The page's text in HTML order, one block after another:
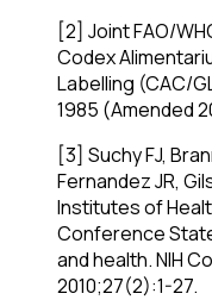
[2] Joint FAO/
Codex
Labelling (CAC/
1985 (Amended
[3] Suchy FJ,
Fernandez JR,
Institutes of
Conference
and health. NIH
2010;27(2):1-27.